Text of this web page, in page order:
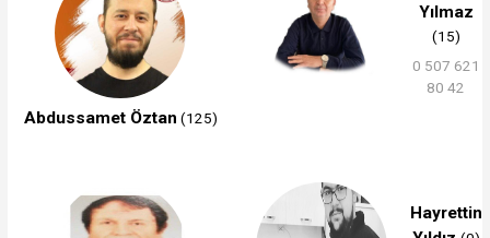
Abdussamet Öztan (125)
Yılmaz
(15)
0 507 621
80 42
Hayrettin